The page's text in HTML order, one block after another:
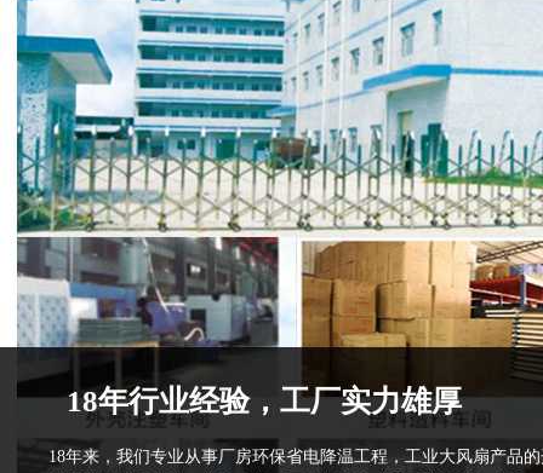
18年行业经验，工厂实力雄厚
18年来，我们专业从事厂房环保省电降温工程，工业大风扇产品